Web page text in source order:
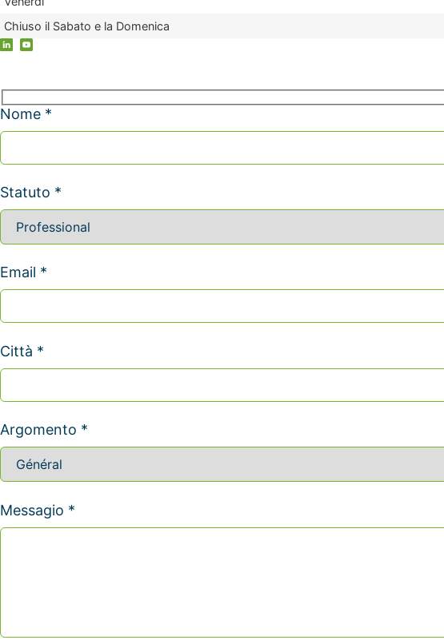
Chiuso il Sabato e la Domenica
Nome *
Statuto *
Email *
Città *
Argomento *
Messagio *